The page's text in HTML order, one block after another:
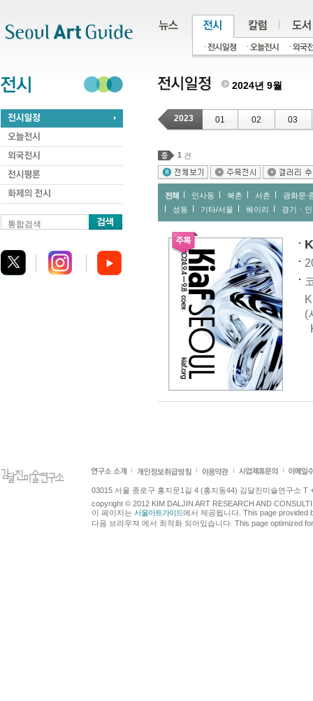
통합검색
2024년 9월
2023 01 02 03
1 건
전체 인사동 북촌 서촌
광화문∙
성동
기타/서울 헤이리 경기ㆍ
(
03015 서울 종로구 홍지문1길 4 (홍지동44) 김달진미술연구소 T
copyright © 2012 KIM DALJIN ART RESEARCH AND
이 페이지는 서울아트가이드에서 제공됩니다. This page provided
다음 브라우져 에서 최적화 되어있습니다. This page optimized